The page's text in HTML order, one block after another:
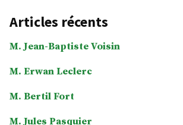
Articles récents
M. Jean-Baptiste Voisin
M. Erwan Leclerc
M. Bertil Fort
M. Jules Pasquier